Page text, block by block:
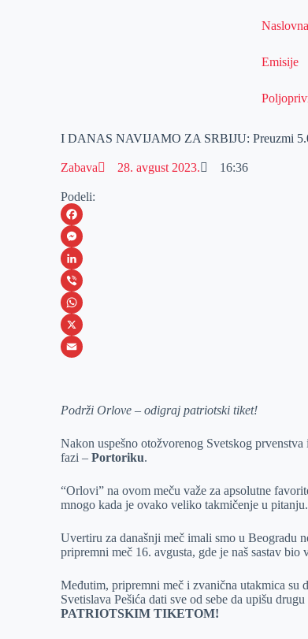
Naslovna
Emisije
I DANAS NAVIJAMO ZA SRBIJU: Preuzmi
Zabava 28. avgust 2023. 16:36
Podeli:
F
a
c
e
b
o
M
e
s
s
e
e
L
i
n
k
I
V
i
b
W
h
s
p
X
a
l
Podrži Orlove – odigraj patriotski tiket!
Nakon uspešno otožvorenog Svetskog
fazi –Portoriku.
“Orlovi” na ovom meču važe za apsolutne
mnogo kada je ovako veliko takmičenje u pitanju.
Uvertiru za današnji meč imali smo u Beogradu
pripremni meč 16. avgusta, gde je naš sastav
Međutim, pripremni meč i zvanična utakmica su
Svetislava Pešića dati sve od sebe da upišu
PATRIOTSKIM TIKETOM!